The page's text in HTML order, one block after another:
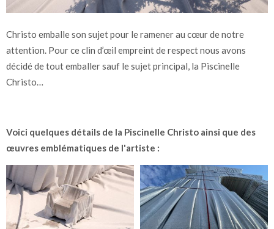
Christo emballe son sujet pour le ramener au cœur de notre
attention. Pour ce clin d’œil empreint de respect nous avons
décidé de tout emballer sauf le sujet principal, la Piscinelle
Christo…
Voici quelques détails de la Piscinelle Christo ainsi que des
œuvres emblématiques de l'artiste :